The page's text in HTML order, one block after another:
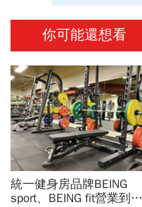
你可能還想看
統一健身房品牌BEING
sport、BEING fit營業到這